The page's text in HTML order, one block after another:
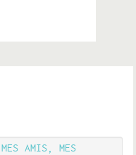
AMIS, MES